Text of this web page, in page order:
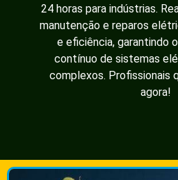
24 horas para indústrias.
manutenção e reparos
e eficiência, garantindo
contínuo de sistemas
complexos. Profissionais
agora!